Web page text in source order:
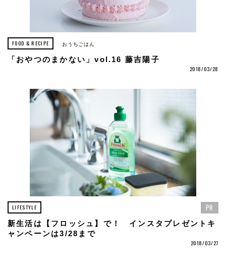
FOOD & RECIPE おうちごはん
「おやつのまかない」vol.16 藤吉陽子
2018/03/28
LIFESTYLE PR
新生活は【フロッシュ】で！ インスタプレゼントキ
ャンペーンは3/28まで
2018/03/27